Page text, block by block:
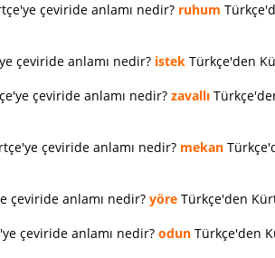
çeviride anlamı nedir? ruhum
çeviride anlamı nedir? istek Türkçe'den
çeviride anlamı nedir? zavallı
çeviride anlamı nedir? mekan
çeviride anlamı nedir? yöre Türkçe'den
çeviride anlamı nedir? odun Türkçe'den